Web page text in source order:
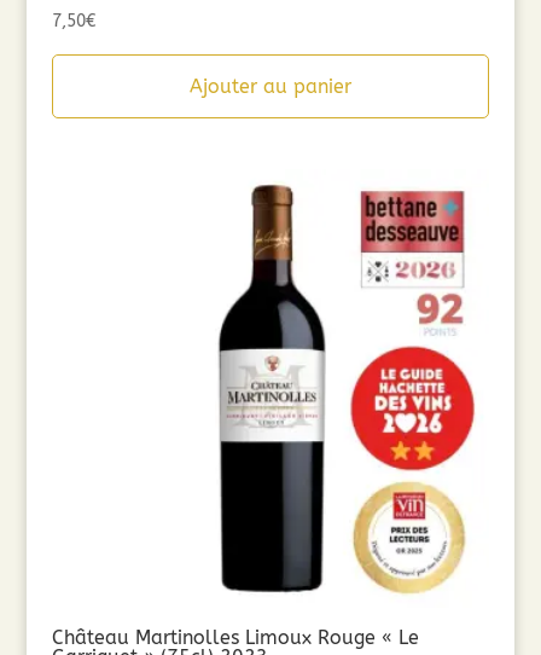
7,50€
Ajouter au panier
Château Martinolles Limoux Rouge « Le